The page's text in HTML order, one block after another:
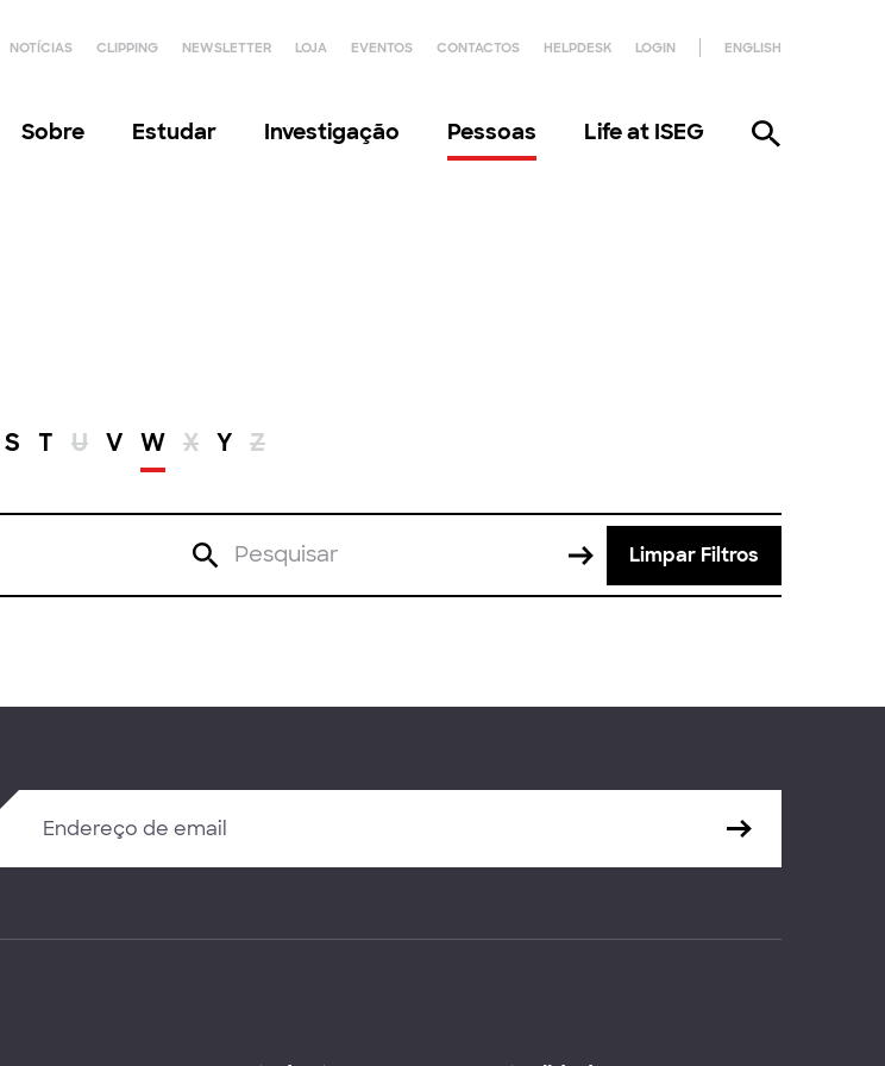
NOTÍCIAS CLIPPING NEWSLETTER LOJA EVENTOS CONTACTOS HELPDESK LOGIN ENGLISH
Sobre Estudar Investigação Pessoas Life at ISEG
S T U V W X Y Z
Limpar Filtros